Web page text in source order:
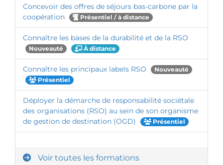
Concevoir des offres de séjours bas-carbone par la
coopération
Présentiel / à distance
Connaître les bases de la durabilité et de la RSO
Nouveauté À distance
Connaître les principaux labels RSO
Nouveauté
Présentiel
Déployer la démarche de responsabilité sociétale
des organisations (RSO) au sein de son organisme
de gestion de destination (OGD)
Présentiel
Voir toutes les formations